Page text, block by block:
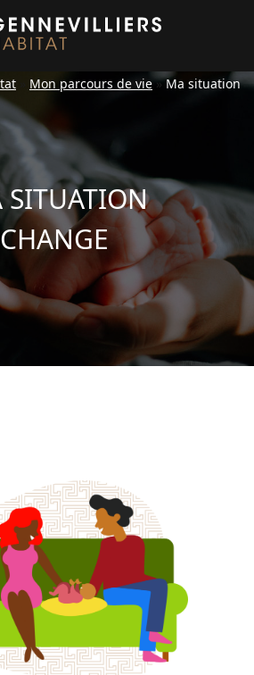
SITUATION
CHANGE
Mon parcours de vie»Ma situation